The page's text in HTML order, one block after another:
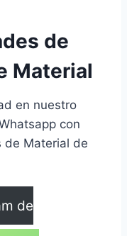
de
Material
en nuestro
con
de Material de
de